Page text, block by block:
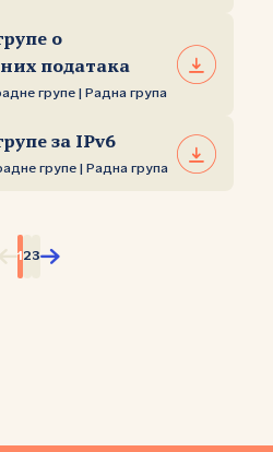
о
података
групе | Радна група
за IPv6
групе | Радна група
1 23